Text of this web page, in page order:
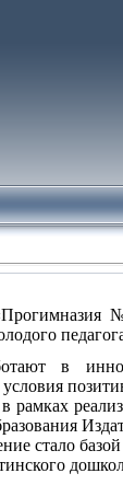
в
рамках
стало